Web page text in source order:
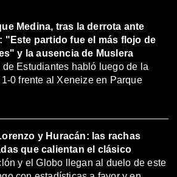
Medina, tras la derrota ante
"Este partido fue el más flojo de
y la ausencia de Muslera
de Estudiantes habló luego de la
0 frente al Xeneize en Parque
y Huracán: las rachas
que calientan el clásico
y el Globo llegan al duelo de este